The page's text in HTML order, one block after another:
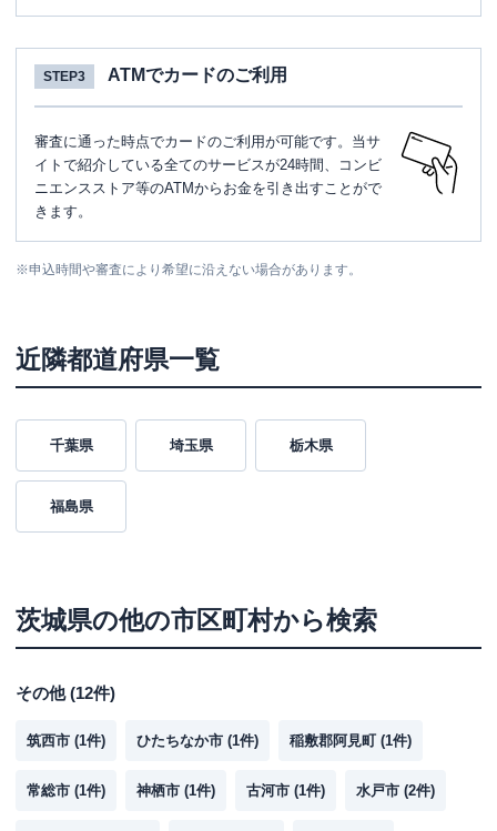
STEP3 ATMでカードのご利用
審査に通った時点でカードのご利用が可能です。当サ
イトで紹介している全てのサービスが24時間、コンビ
ニエンスストア等のATMからお金を引き出すことがで
きます。
※申込時間や審査により希望に沿えない場合があります。
近隣都道府県一覧
千葉県 埼玉県 栃木県
福島県
茨城県の他の市区町村から検索
その他(12件)
筑西市 (1件) ひたちなか市 (1件) 稲敷郡阿見町 (1件)
常総市 (1件) 神栖市 (1件) 古河市 (1件) 水戸市 (2件)